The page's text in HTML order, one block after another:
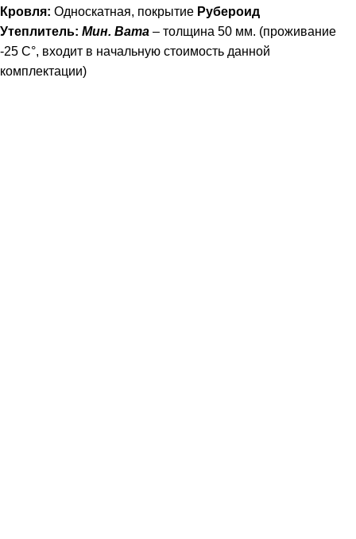
Кровля: Односкатная, покрытие Рубероид
Утеплитель: Мин. Вата – толщина 50 мм. (проживание
-25 С°, входит в начальную стоимость данной
комплектации)